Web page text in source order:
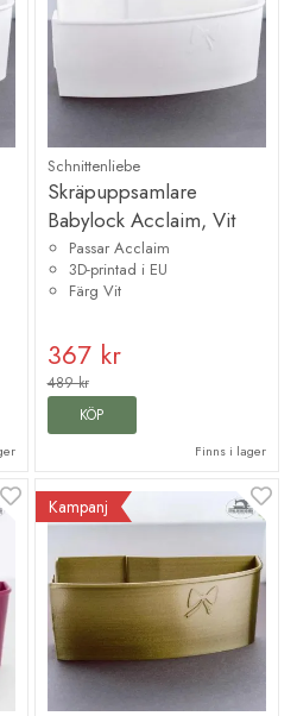
Schnittenliebe
Skräpuppsamlare
Babylock Acclaim, Vit
Passar Acclaim
3D-printad i EU
Färg Vit
367 kr
489 kr
KÖP
Finns i lager
Kampanj